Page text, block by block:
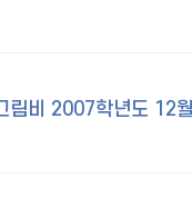
림비 2007학년도 12